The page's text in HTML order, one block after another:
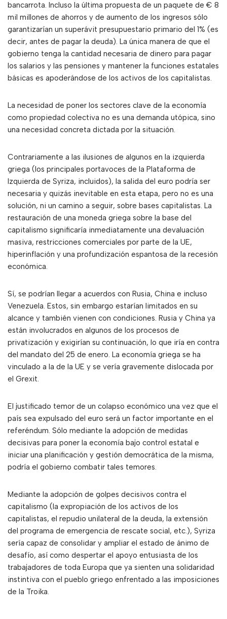
bancarrota. Incluso la última propuesta de un paquete de € 8
mil millones de ahorros y de aumento de los ingresos sólo
garantizarían un superávit presupuestario primario del 1% (es
decir, antes de pagar la deuda). La única manera de que el
gobierno tenga la cantidad necesaria de dinero para pagar
los salarios y las pensiones y mantener la funciones estatales
básicas es apoderándose de los activos de los capitalistas.
La necesidad de poner los sectores clave de la economía
como propiedad colectiva no es una demanda utópica, sino
una necesidad concreta dictada por la situación.
Contrariamente a las ilusiones de algunos en la izquierda
griega (los principales portavoces de la Plataforma de
Izquierda de Syriza, incluidos), la salida del euro podría ser
necesaria y quizás inevitable en esta etapa, pero no es una
solución, ni un camino a seguir, sobre bases capitalistas. La
restauración de una moneda griega sobre la base del
capitalismo significaría inmediatamente una devaluación
masiva, restricciones comerciales por parte de la UE,
hiperinflación y una profundización espantosa de la recesión
económica.
Sí, se podrían llegar a acuerdos con Rusia, China e incluso
Venezuela. Estos, sin embargo estarían limitados en su
alcance y también vienen con condiciones. Rusia y China ya
están involucrados en algunos de los procesos de
privatización y exigirían su continuación, lo que iría en contra
del mandato del 25 de enero. La economía griega se ha
vinculado a la de la UE y se vería gravemente dislocada por
el Grexit.
El justificado temor de un colapso económico una vez que el
país sea expulsado del euro será un factor importante en el
referéndum. Sólo mediante la adopción de medidas
decisivas para poner la economía bajo control estatal e
iniciar una planificación y gestión democrática de la misma,
podría el gobierno combatir tales temores.
Mediante la adopción de golpes decisivos contra el
capitalismo (la expropiación de los activos de los
capitalistas, el repudio unilateral de la deuda, la extensión
del programa de emergencia de rescate social, etc.), Syriza
sería capaz de consolidar y ampliar el estado de ánimo de
desafío, así como despertar el apoyo entusiasta de los
trabajadores de toda Europa que ya sienten una solidaridad
instintiva con el pueblo griego enfrentado a las imposiciones
de la Troika.